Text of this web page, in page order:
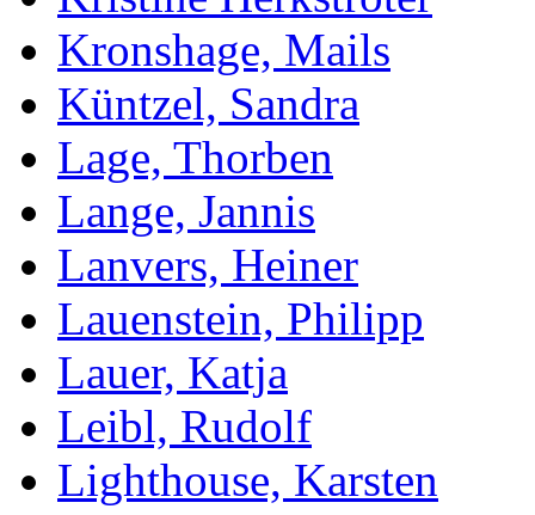
Kronshage, Mails
Küntzel, Sandra
Lage, Thorben
Lange, Jannis
Lanvers, Heiner
Lauenstein, Philipp
Lauer, Katja
Leibl, Rudolf
Lighthouse, Karsten